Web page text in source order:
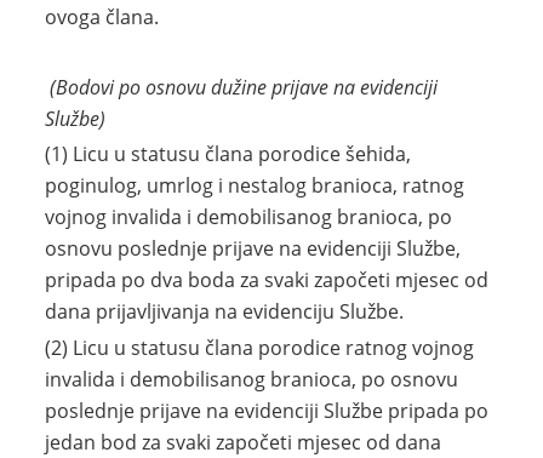
ovoga člana.
(Bodovi po osnovu dužine prijave na evidenciji
Službe)
(1) Licu u statusu člana porodice šehida,
poginulog, umrlog i nestalog branioca, ratnog
vojnog invalida i demobilisanog branioca, po
osnovu poslednje prijave na evidenciji Službe,
pripada po dva boda za svaki započeti mjesec od
dana prijavljivanja na evidenciju Službe.
(2) Licu u statusu člana porodice ratnog vojnog
invalida i demobilisanog branioca, po osnovu
poslednje prijave na evidenciji Službe pripada po
jedan bod za svaki započeti mjesec od dana